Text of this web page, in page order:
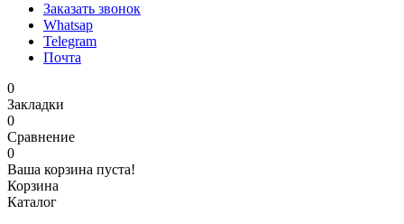
Заказать звонок
Whatsap
Telegram
Почта
0
Закладки
0
Сравнение
0
Ваша корзина пуста!
Корзина
Каталог